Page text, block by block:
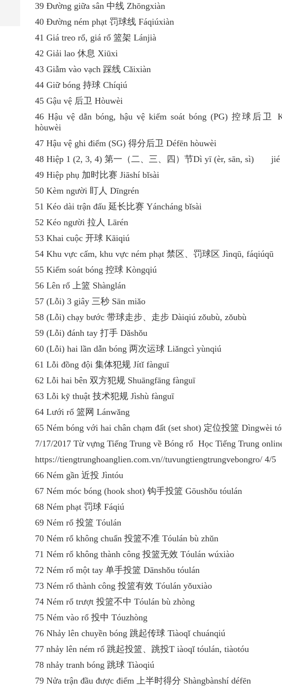
39 Đường giữa sân 中线 Zhōngxiàn
40 Đường ném phạt 罚球线 Fáqiúxiàn
41 Giá treo rổ, giá rổ 篮架 Lánjià
42 Giải lao 休息 Xiūxi
43 Giẫm vào vạch 踩线 Cǎixiàn
44 Giữ bóng 持球 Chíqiú
45 Gậu vệ 后卫 Hòuwèi
46 Hậu vệ dẫn bóng, hậu vệ kiểm soát bóng (PG) 控球后卫
hòuwèi
47 Hậu vệ ghi điểm (SG) 得分后卫 Défēn hòuwèi
48 Hiệp 1 (2, 3, 4) 第一（二、三、四）节Dì yī (èr, sān, sì) jié
49 Hiệp phụ 加时比赛 Jiāshí bǐsài
50 Kèm người 盯人 Dīngrén
51 Kéo dài trận đấu 延长比赛 Yáncháng bǐsài
52 Kéo người 拉人 Lārén
53 Khai cuộc 开球 Kāiqiú
54 Khu vực cấm, khu vực ném phạt 禁区、罚球区 Jìnqū, fáqiúqū
55 Kiểm soát bóng 控球 Kòngqiú
56 Lên rổ 上篮 Shànglán
57 (Lỗi) 3 giây 三秒 Sān miǎo
58 (Lỗi) chạy bước 带球走步、走步 Dàiqiú zǒubù, zǒubù
59 (Lỗi) đánh tay 打手 Dǎshǒu
60 (Lỗi) hai lần dẫn bóng 两次运球 Liǎngcì yùnqiú
61 Lỗi đồng đội 集体犯规 Jítǐ fànguī
62 Lỗi hai bên 双方犯规 Shuāngfāng fànguī
63 Lỗi kỹ thuật 技术犯规 Jìshù fànguī
64 Lưới rổ 篮网 Lánwǎng
65 Ném bóng với hai chân chạm đất (set shot) 定位投篮 Dìngwèi
7/17/2017 Từ vựng Tiếng Trung về Bóng rổ ­ Học Tiếng Trung
https://tiengtrunghoanglien.com.vn//tu­vung­tieng­trung­ve­bong­ro/ 4/5
66 Ném gần 近投 Jìntóu
67 Ném móc bóng (hook shot) 钩手投篮 Gōushǒu tóulán
68 Ném phạt 罚球 Fáqiú
69 Ném rổ 投篮 Tóulán
70 Ném rổ không chuẩn 投篮不准 Tóulán bù zhǔn
71 Ném rổ không thành công 投篮无效 Tóulán wúxiào
72 Ném rổ một tay 单手投篮 Dānshǒu tóulán
73 Ném rổ thành công 投篮有效 Tóulán yǒuxiào
74 Ném rổ trượt 投篮不中 Tóulán bù zhòng
75 Ném vào rổ 投中 Tóuzhòng
76 Nhảy lên chuyền bóng 跳起传球 Tiàoqǐ chuánqiú
77 nhảy lên ném rổ 跳起投篮、跳投T iàoqǐ tóulán, tiàotóu
78 nhảy tranh bóng 跳球 Tiàoqiú
79 Nửa trận đầu được điểm 上半时得分 Shàngbànshí défēn